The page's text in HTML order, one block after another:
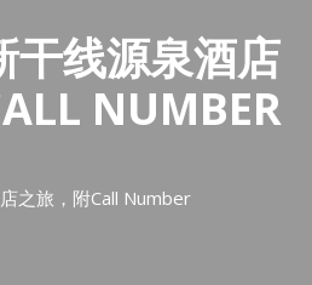
干线源泉酒店
NUMBER
之旅，附Call Number